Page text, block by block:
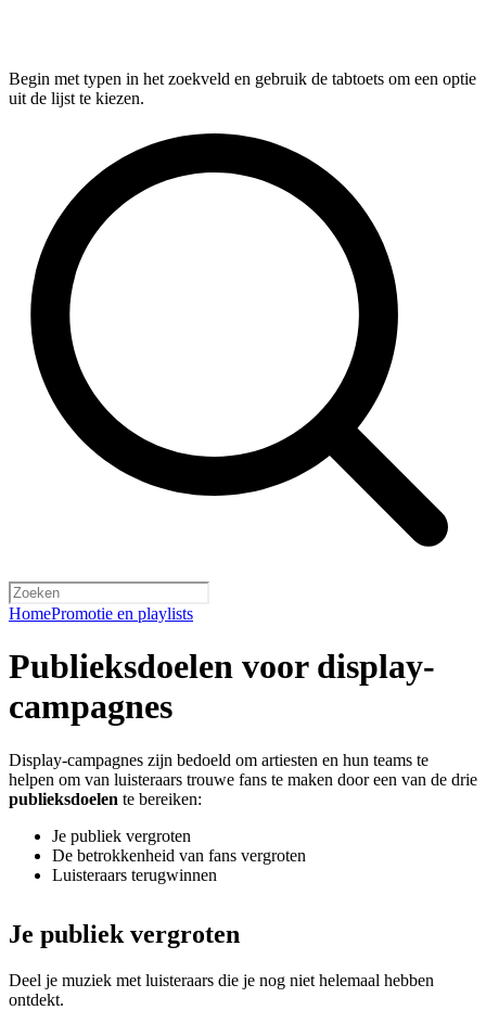
Begin met typen in het zoekveld en gebruik de tabtoets om een optie
uit de lijst te kiezen.
HomePromotie en playlists
Publieksdoelen voor display-
campagnes
Display-campagnes zijn bedoeld om artiesten en hun teams te
helpen om van luisteraars trouwe fans te maken door een van de drie
publieksdoelen te bereiken:
Je publiek vergroten
De betrokkenheid van fans vergroten
Luisteraars terugwinnen
Je publiek vergroten
Deel je muziek met luisteraars die je nog niet helemaal hebben
ontdekt.